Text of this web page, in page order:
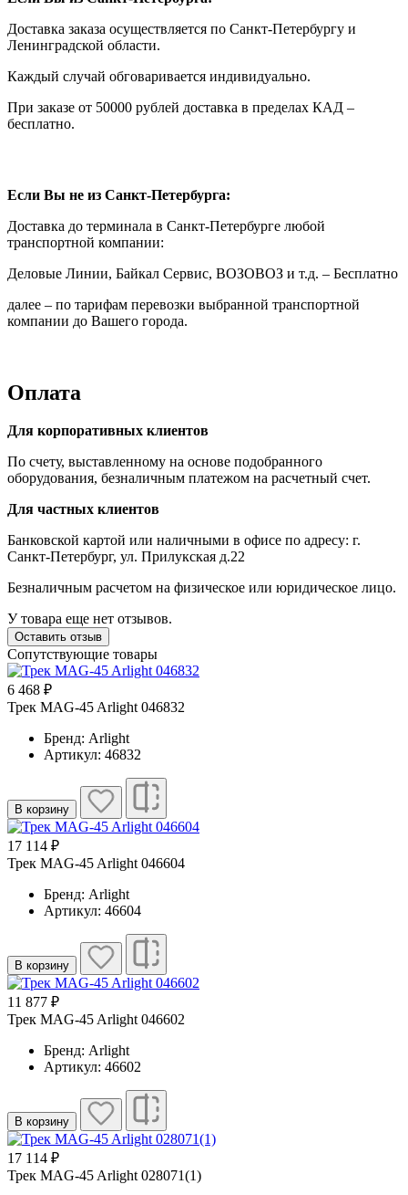
Доставка заказа осуществляется по Санкт-Петербургу и
Ленинградской области.
Каждый случай обговаривается индивидуально.
При заказе от 50000 рублей доставка в пределах КАД –
бесплатно.
Если Вы не из Санкт-Петербурга:
Доставка до терминала в Санкт-Петербурге любой
транспортной компании:
Деловые Линии, Байкал Сервис, ВОЗОВОЗ и т.д. – Бесплатно
далее – по тарифам перевозки выбранной транспортной
компании до Вашего города.
Оплата
Для корпоративных клиентов
По счету, выставленному на основе подобранного
оборудования, безналичным платежом на расчетный счет.
Для частных клиентов
Банковской картой или наличными в офисе по адресу: г.
Санкт-Петербург, ул. Прилукская д.22
Безналичным расчетом на физическое или юридическое лицо.
У товара еще нет отзывов.
Оставить отзыв
Сопутствующие товары
6 468 ₽
Трек MAG-45 Arlight 046832
Бренд: Arlight
Артикул: 46832
В корзину
17 114 ₽
Трек MAG-45 Arlight 046604
Бренд: Arlight
Артикул: 46604
В корзину
11 877 ₽
Трек MAG-45 Arlight 046602
Бренд: Arlight
Артикул: 46602
В корзину
17 114 ₽
Трек MAG-45 Arlight 028071(1)